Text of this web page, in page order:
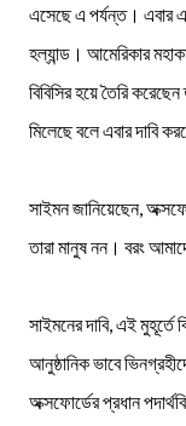
এসেছে এ পর্যন্ত। এবার
হল্যান্ড। আমেরিকার
বিবিসির হয়ে তৈরি
মিলেছে বলে এবার দাবি
সাইমন জানিয়েছেন,
তারা মানুষ নন। বরং
সাইমনের দাবি, এই
আনুষ্ঠানিক ভাবে
অক্সফোর্ডের প্রধান